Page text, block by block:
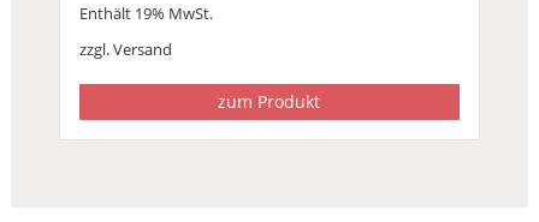
Enthält 19% MwSt.
zzgl.Versand
zum Produkt